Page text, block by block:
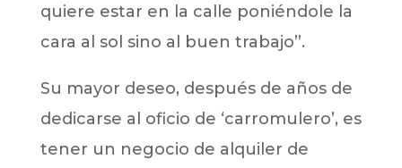
quiere estar en la calle poniéndole la
cara al sol sino al buen trabajo”.
Su mayor deseo, después de años de
dedicarse al oficio de ‘carromulero’, es
tener un negocio de alquiler de